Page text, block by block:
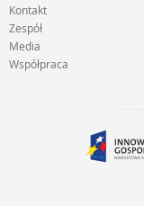
Kontakt
Zespół
Media
Współpraca